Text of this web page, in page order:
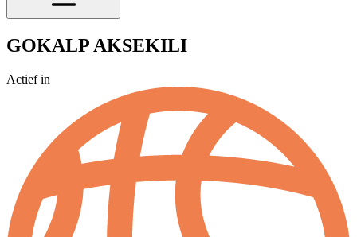
GOKALP AKSEKILI
Actief in